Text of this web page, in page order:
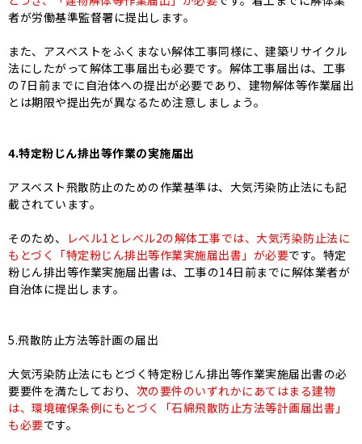
者が労働基準監督署に提出します。
また、アスベストをふくまない解体工事同様に、建築リサイクル
法にしたがって解体工事届出も必要です。解体工事届出は、工事
の7日前までに自治体への提出が必要であり、建物解体等作業届出
とは期限や提出先が異なるため注意しましょう。
4.特定粉じん排出等作業の実施届出
アスベスト飛散防止のための作業基準は、大気汚染防止法にも記
載されています。
そのため、
レベル1とレベル2の解体工事では、大気汚染防止法に
もとづく「特定粉じん排出等作業実施届出書」が必要です。特定
粉じん排出等作業実施届出書は、工事の14日前までに解体業者が
自治体に提出します。
5.飛散防止方法等計画の届出
大気汚染防止法にもとづく特定粉じん排出等作業実施届出書の必
要要件を満たしており、 次の要件のいずれかにあてはまる建物
は、環境確保条例にもとづく「石綿飛散防止方法等計画届出書」
も必要です。